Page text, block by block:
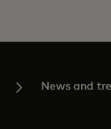
News and